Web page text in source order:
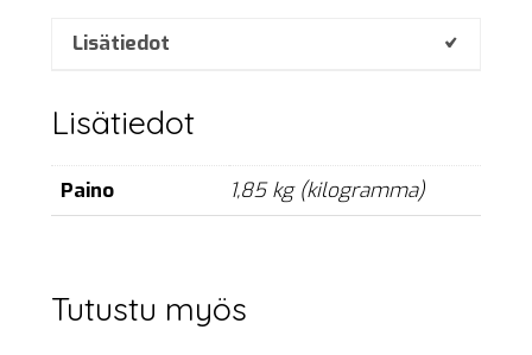
cm,Lisätiedot
Lisätiedot
Paino 1,85 kg (kilogramma)
Tutustu myös